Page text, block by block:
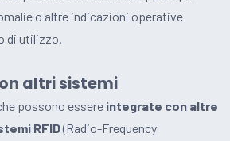
o altre indicazioni operative
di utilizzo.
altri sistemi
possono essere integrate con altre
RFID(Radio-Frequency